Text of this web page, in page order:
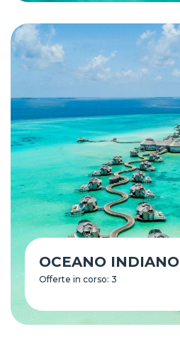
OCEANO INDIANO
Offerte in corso: 3